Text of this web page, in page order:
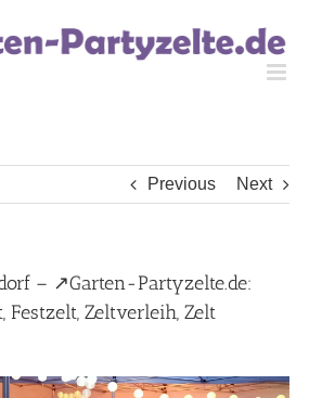
Previous Next
– ↗️Garten-Partyzelte.de:
Zeltverleih, Zelt